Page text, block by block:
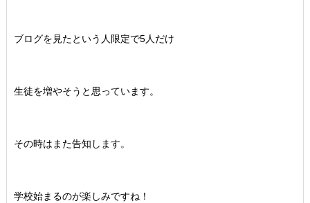
ブログを見たという人限定で5人だけ
生徒を増やそうと思っています。
その時はまた告知します。
学校始まるのが楽しみですね！